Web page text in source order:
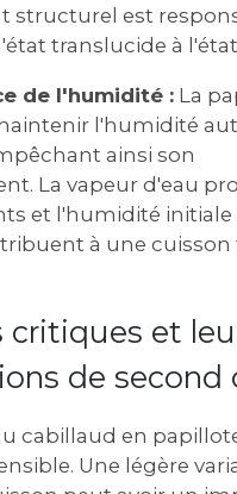
structurel est
translucide à
de l'humidité : La
l'humidité
ainsi son
La vapeur d'eau
et l'humidité initiale
à une cuisson
critiques et
de second
cabillaud en
Une légère